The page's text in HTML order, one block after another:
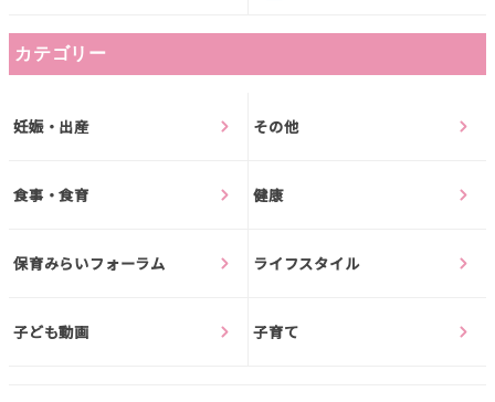
カテゴリー
妊娠・出産 その他
食事・食育 健康
保育みらいフォーラム ライフスタイル
子ども動画 子育て